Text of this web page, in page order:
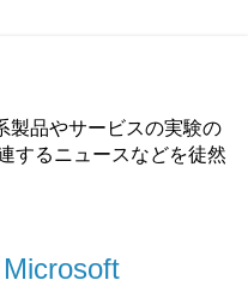
製品やサービスの実験の
するニュースなどを徒然